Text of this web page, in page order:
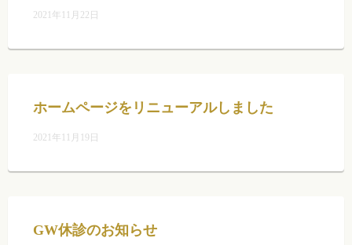
2021年11月22日
ホームページをリニューアルしました
2021年11月19日
GW休診のお知らせ